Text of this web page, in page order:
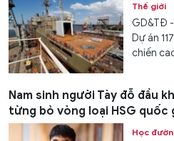
Thế giới
GD&TĐ
Dự án
chiến
Nam sinh người Tày đỗ đầu
từng bỏ vòng loại HSG quốc
Học